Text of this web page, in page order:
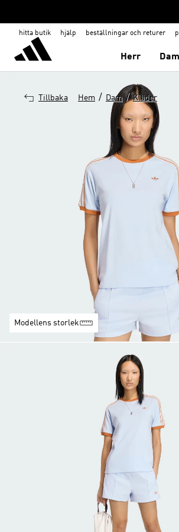
hitta butik hjälp beställningar och returer
Herr Dam
Tillbaka Hem / Dam / Kläder
Modellens storlek